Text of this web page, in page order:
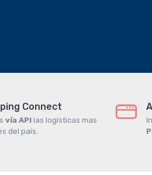
Connect
vía API las logísticas mas
del país.